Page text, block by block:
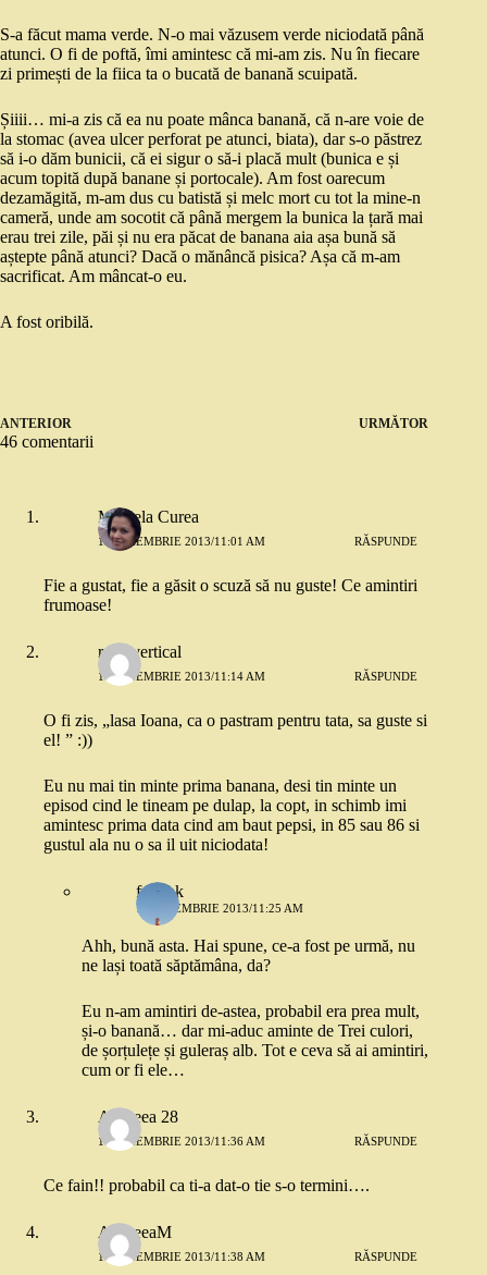
S-a făcut mama verde. N-o mai văzusem verde niciodată până
atunci. O fi de poftă, îmi amintesc că mi-am zis. Nu în fiecare
zi primești de la fiica ta o bucată de banană scuipată.
Șiiii… mi-a zis că ea nu poate mânca banană, că n-are voie de
la stomac (avea ulcer perforat pe atunci, biata), dar s-o păstrez
să i-o dăm bunicii, că ei sigur o să-i placă mult (bunica e și
acum topită după banane și portocale). Am fost oarecum
dezamăgită, m-am dus cu batistă și melc mort cu tot la mine-n
cameră, unde am socotit că până mergem la bunica la țară mai
erau trei zile, păi și nu era păcat de banana aia așa bună să
aștepte până atunci? Dacă o mănâncă pisica? Așa că m-am
sacrificat. Am mâncat-o eu.
A fost oribilă.
ANTERIOR URMĂTOR
46 comentarii
Mihaela Curea
11 NOIEMBRIE 2013/11:01 AM RĂSPUNDE
Fie a gustat, fie a găsit o scuză să nu guste! Ce amintiri
frumoase!
rosu vertical
11 NOIEMBRIE 2013/11:14 AM RĂSPUNDE
O fi zis, „lasa Ioana, ca o pastram pentru tata, sa guste si
el! ” :))
Eu nu mai tin minte prima banana, desi tin minte un
episod cind le tineam pe dulap, la copt, in schimb imi
amintesc prima data cind am baut pepsi, in 85 sau 86 si
gustul ala nu o sa il uit niciodata!
frmshk
11 NOIEMBRIE 2013/11:25 AM
Ahh, bună asta. Hai spune, ce-a fost pe urmă, nu
ne lași toată săptămâna, da?
Eu n-am amintiri de-astea, probabil era prea mult,
și-o banană… dar mi-aduc aminte de Trei culori,
de șorțulețe și guleraș alb. Tot e ceva să ai amintiri,
cum or fi ele…
Andreea 28
11 NOIEMBRIE 2013/11:36 AM RĂSPUNDE
Ce fain!! probabil ca ti-a dat-o tie s-o termini….
AndreeaM
11 NOIEMBRIE 2013/11:38 AM RĂSPUNDE